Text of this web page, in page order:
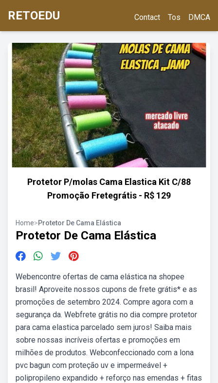
RETOEDU Contact Tos DMCA
Protetor P/molas Cama Elastica Kit C/88
Promoção Fretegrátis - R$ 129
Home>Protetor De Cama Elástica
Protetor De Cama Elástica
Webencontre ofertas de cama elástica na shopee
brasil! Aproveite nossos cupons de frete grátis* e as
promoções de setembro 2024. Compre agora com a
segurança da. Webfrete grátis no dia compre protetor
para cama elastica parcelado sem juros! Saiba mais
sobre nossas incríveis ofertas e promoções em
milhões de produtos. Webconfeccionado com a lona
pvc bagun com proteção uv e impermeável +
polipropileno expandido + reforço nas emendas + fitas